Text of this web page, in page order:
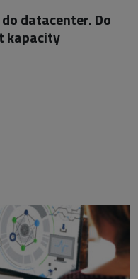
datacenter. Do
kapacity